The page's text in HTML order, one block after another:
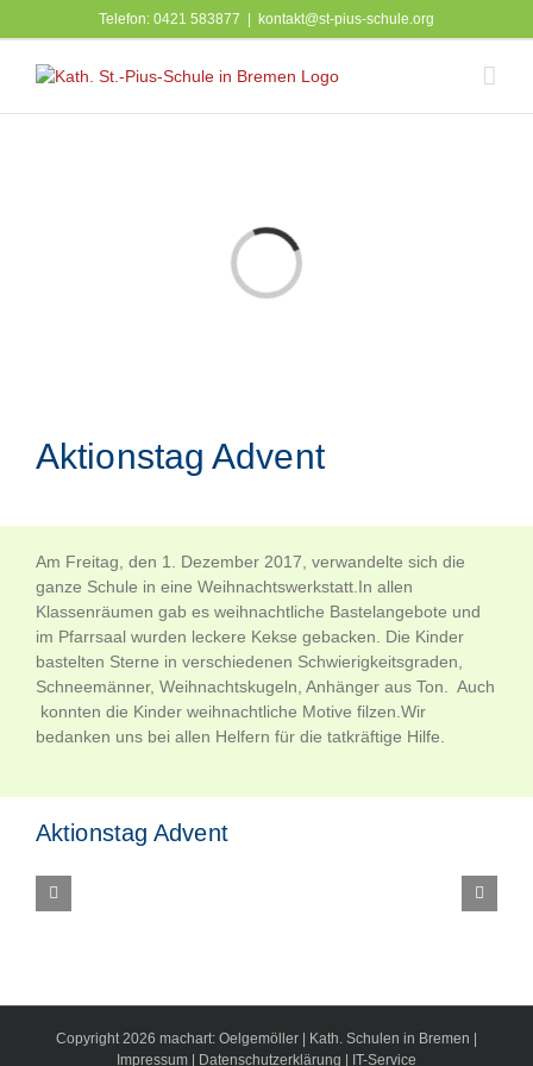
Inhalt
springen
Telefon: 0421 583877 kontakt@st-pius-schule.org
Laden...
Aktionstag Advent
Am Freitag, den 1. Dezember 2017, verwandelte sich die
ganze Schule in eine Weihnachtswerkstatt.In allen
Klassenräumen gab es weihnachtliche Bastelangebote und
im Pfarrsaal wurden leckere Kekse gebacken. Die Kinder
bastelten Sterne in verschiedenen Schwierigkeitsgraden,
Schneemänner, Weihnachtskugeln, Anhänger aus Ton. Auch
konnten die Kinder weihnachtliche Motive filzen.Wir
bedanken uns bei allen Helfern für die tatkräftige Hilfe.
Aktionstag Advent
Copyright2026 machart: Oelgemöller Kath. Schulen in Bremen
Impressum
Datenschutzerklärung IT-Service